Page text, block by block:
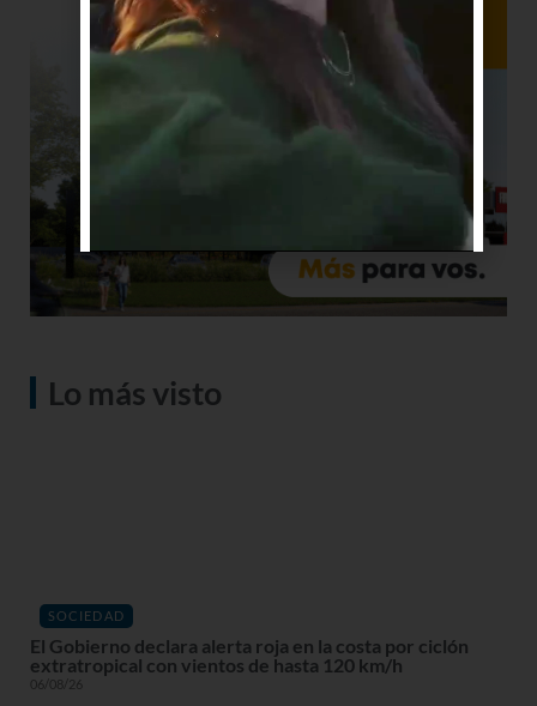
Lo más visto
SOCIEDAD
El Gobierno declara alerta roja en la costa por ciclón
extratropical con vientos de hasta 120 km/h
06/08/26